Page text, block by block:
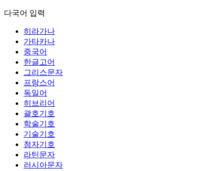
다국어 입력
히라가나
가타카나
중국어
한글고어
그리스문자
프랑스어
독일어
히브리어
괄호기호
학술기호
기술기호
첨자기호
라틴문자
러시아문자